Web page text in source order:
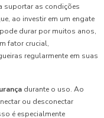
suportar as condições
ao investir em um engate
durar por muitos anos,
fator crucial,
regularmente em suas
durante o uso. Ao
ou desconectar
é especialmente